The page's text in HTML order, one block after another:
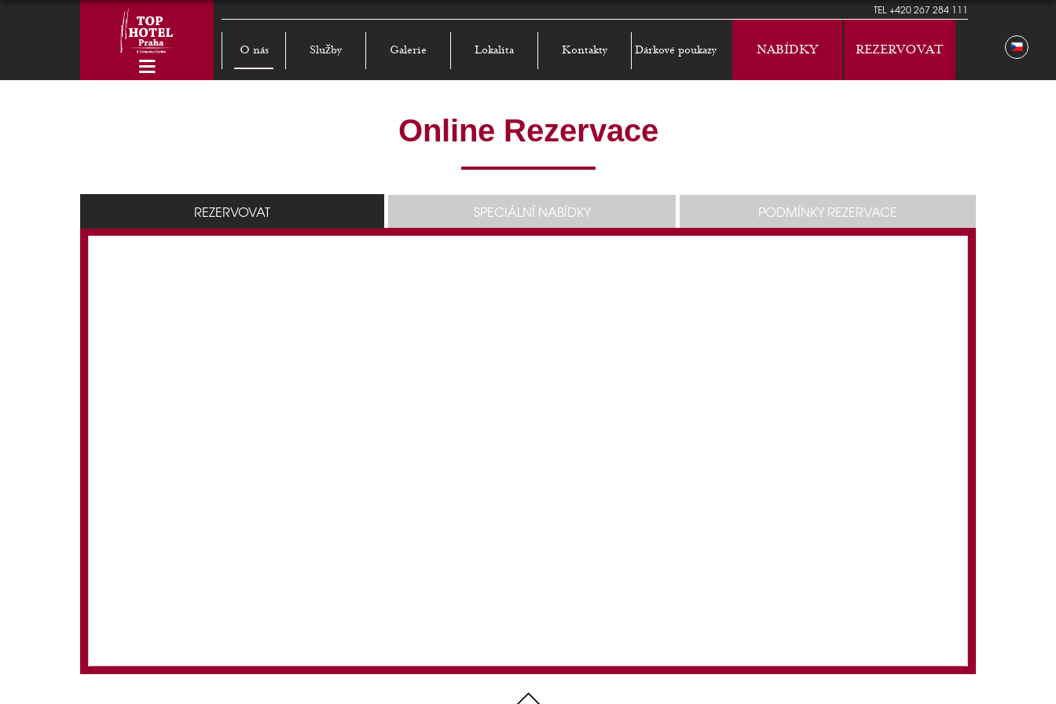
TEL+420 267 284 111
O nás Služby Galerie Lokalita Kontakty Dárkové poukazy NABÍDKY REZERVOVAT
Online Rezervace
REZERVOVAT SPECIÁLNÍ NABÍDKY PODMÍNKY REZERVACE